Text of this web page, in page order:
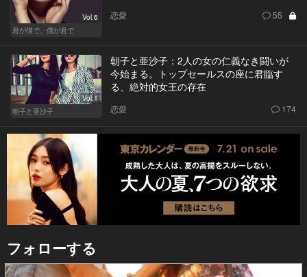
Vol.6
君が僕で、僕が君で
恋愛 55
Vol.1
朝子と亜沙子
朝子と亜沙子：2人の女の仁義なき闘いが
今始まる。トップセールスの座に君臨す
る、絶対的女王の存在
恋愛 174
フォローする